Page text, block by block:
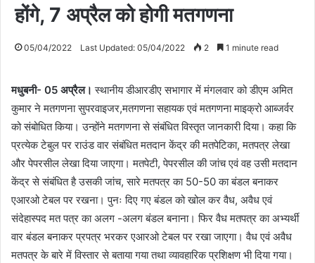
होंगे, 7 अप्रैल को होगी मतगणना
05/04/2022 Last Updated: 05/04/2022 2 1 minute read
मधुबनी- 05 अप्रैल। स्थानीय डीआरडीए सभागार में मंगलवार को डीएम अमित
कुमार ने मतगणना सुपरवाइजर,मतगणना सहायक एवं मतगणना माइक्रो आब्जर्वर
को संबोधित किया। उन्होंने मतगणना से संबंधित विस्तृत जानकारी दिया। कहा कि
प्रत्येक टेबुल पर राउंड वार संबंधित मतदान केंद्र की मतपेटिका, मतपत्र लेखा
और पेपरसील लेखा दिया जाएगा। मतपेटी, पेपरसील की जांच एवं वह उसी मतदान
केंद्र से संबंधित है उसकी जांच, सारे मतपत्र का 50-50 का बंडल बनाकर
एआरओ टेबल पर रखना। पुनः दिए गए बंडल को खोल कर वैध, अवैध एवं
संदेहास्पद मत पत्र का अलग -अलग बंडल बनाना। फिर वैध मतपत्र का अभ्यर्थी
वार बंडल बनाकर प्रपत्र भरकर एआरओ टेबल पर रखा जाएगा। वैध एवं अवैध
मतपत्र के बारे में विस्तार से बताया गया तथा व्यावहारिक प्रशिक्षण भी दिया गया।